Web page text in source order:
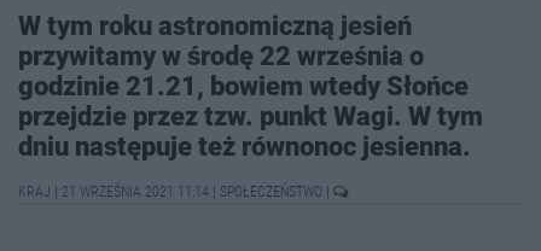
W tym roku astronomiczną jesień
przywitamy w środę 22 września o
godzinie 21.21, bowiem wtedy Słońce
przejdzie przez tzw. punkt Wagi. W tym
dniu następuje też równonoc jesienna.
KRAJ 21 WRZEŚNIA 2021 11:14 SPOŁECZEŃSTWO